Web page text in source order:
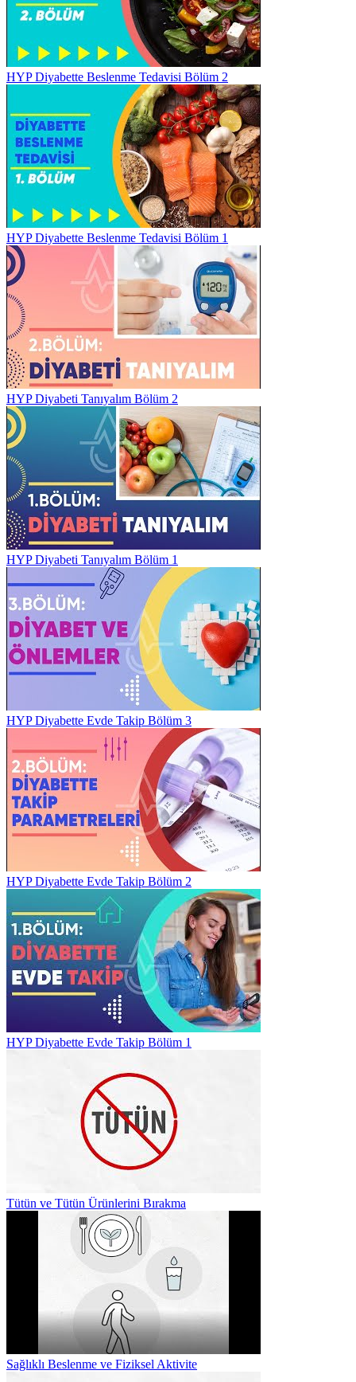
HYP Diyabette Beslenme Tedavisi Bölüm 2
HYP Diyabette Beslenme Tedavisi Bölüm 1
HYP Diyabeti Tanıyalım Bölüm 2
HYP Diyabeti Tanıyalım Bölüm 1
HYP Diyabette Evde Takip Bölüm 3
HYP Diyabette Evde Takip Bölüm 2
HYP Diyabette Evde Takip Bölüm 1
Tütün ve Tütün Ürünlerini Bırakma
Sağlıklı Beslenme ve Fiziksel Aktivite